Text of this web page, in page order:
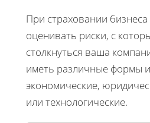
При страховании
оценивать риски, с
столкнуться ваша
иметь различные формы
экономические,
или технологические.